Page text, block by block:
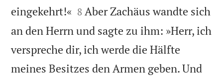
eingekehrt!« 

8 Aber Zachäus wandte sich
an den Herrn und sagte zu ihm: »Herr, ich
verspreche dir, ich werde die Hälfte
meines Besitzes den Armen geben. Und